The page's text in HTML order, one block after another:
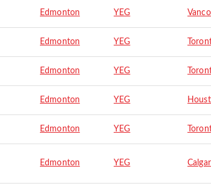
Edmonton YEG
Edmonton YEG
Edmonton YEG
Edmonton YEG
Edmonton YEG
Edmonton YEG